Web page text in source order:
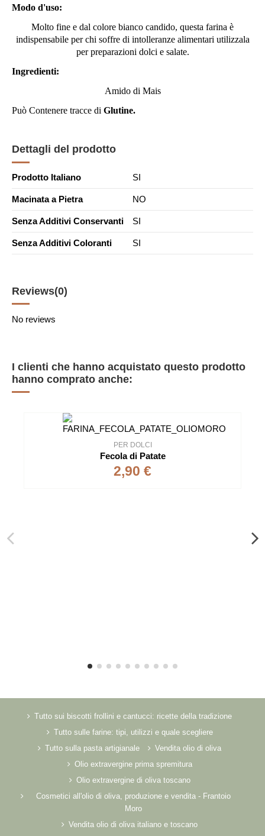
Modo d'uso:
Molto fine e dal colore bianco candido, questa farina è
indispensabile per chi soffre di intolleranze alimentari utilizzala
per preparazioni dolci e salate.
Ingredienti:
Amido di Mais
Può Contenere tracce di Glutine.
Dettagli del prodotto
Prodotto Italiano SI
Macinata a Pietra NO
Senza Additivi Conservanti SI
Senza Additivi Coloranti SI
Reviews(0)
No reviews
I clienti che hanno acquistato questo prodotto
hanno comprato anche:
PER DOLCI
Fecola di Patate
2,90 €
Tutto sui biscotti frollini e cantucci: ricette della tradizione
Tutto sulle farine: tipi, utilizzi e quale scegliere
Tutto sulla pasta artigianale
Vendita olio di oliva
Olio extravergine prima spremitura
Olio extravergine di oliva toscano
Cosmetici all'olio di oliva, produzione e vendita - Frantoio
Moro
Vendita olio di oliva italiano e toscano